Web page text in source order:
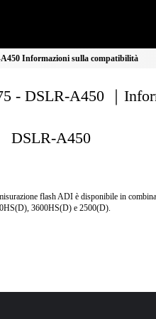
Informazioni sulla compatibilità
- DSLR-A450 ｜
DSLR-A450
flash ADI è disponibile in
3600HS(D) e 2500(D).